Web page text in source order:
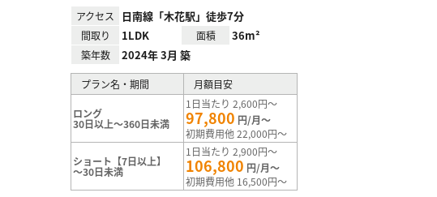
アクセス 日南線「木花駅」徒歩7分
間取り 1LDK 面積 36m²
築年数 2024年 3月 築
プラン名・期間 月額目安
ロング
30日以上～360日未満
1日当たり 2,600円～
97,800 円/月～
初期費用他 22,000円～
ショート【7日以上】
～30日未満
1日当たり 2,900円～
106,800 円/月～
初期費用他 16,500円～